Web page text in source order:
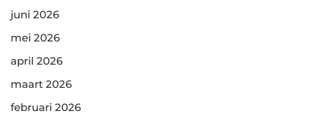
juni 2026
mei 2026
april 2026
maart 2026
februari 2026